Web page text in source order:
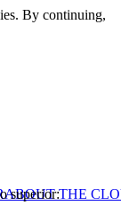
By continuing,
ABOUT THE
superior: